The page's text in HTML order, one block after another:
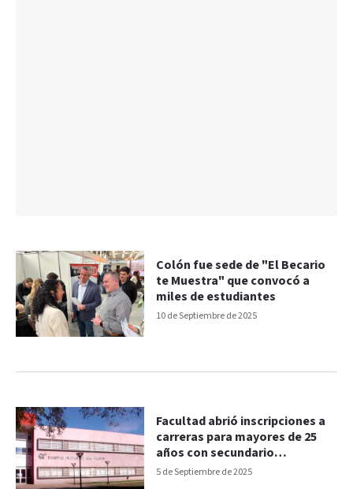
10 de Septiembre de 2025
Colón fue sede de "El Becario
te Muestra" que convocó a
miles de estudiantes
5 de Septiembre de 2025
Facultad abrió inscripciones a
carreras para mayores de 25
años con secundario
incompleto